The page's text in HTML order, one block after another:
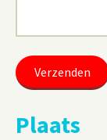
Plaats